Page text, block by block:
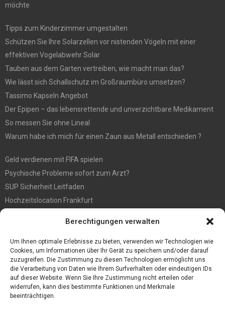
Berechtigungen verwalten
Um Ihnen optimale Erlebnisse zu bieten, verwenden wir Technologien wie
Cookies, um Informationen über Ihr Gerät zu speichern und/oder darauf
zuzugreifen. Die Zustimmung zu diesen Technologien ermöglicht uns
die Verarbeitung von Daten wie Ihrem Surfverhalten oder eindeutigen IDs
auf dieser Website. Wenn Sie Ihre Zustimmung nicht erteilen oder
widerrufen, kann dies bestimmte Funktionen und Merkmale
beeinträchtigen.
möchte
Tipps zum Kinderzimmer umgestalten
Schützen Sie Ihre Solarzellen vor nistenden Vögeln mit einer
effektiven Vogelabwehr Solar
Tauben aus dem Garten vertreiben, wie macht man das?
Wie lässt sich Schallschutz im Großraumbüro umsetzen?
Tassimo Kapseln Angebot
Der Epipen – das lebensrettende und unverzichtbare Medikament
So messen Sie ohne Lineal
Warum habe ich mich für einen Zaun aus Metall entschieden ?
Geld verdienen mit FIFA spielen
Psychische Probleme sofort zum Arzt?
SUP Sicherheit Leitfaden
Hochzeitslocation Frankfurt
Großer Spaß auf der Kirmes in Bonn!
Bester Oscam- und CCcam-Server für 2021